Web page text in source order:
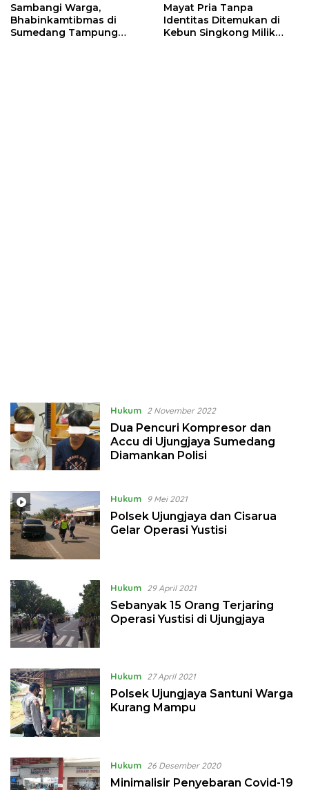
Sambangi Warga,
Bhabinkamtibmas di
Sumedang Tampung
Mayat Pria Tanpa
Identitas Ditemukan di
Kebun Singkong Milik
Hukum 2 November 2022
Dua Pencuri Kompresor dan
Accu di Ujungjaya Sumedang
Diamankan Polisi
Hukum 9 Mei 2021
Polsek Ujungjaya dan Cisarua
Gelar Operasi Yustisi
Hukum 29 April 2021
Sebanyak 15 Orang Terjaring
Operasi Yustisi di Ujungjaya
Hukum 27 April 2021
Polsek Ujungjaya Santuni Warga
Kurang Mampu
Hukum 26 Desember 2020
Minimalisir Penyebaran Covid-19